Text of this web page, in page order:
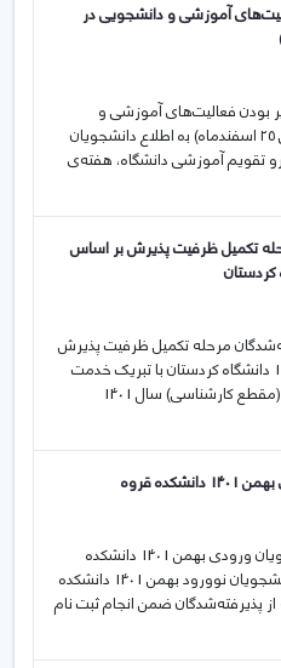
آموزشی و دانشجویی در
دایر بودن فعالیت‌های آموزشی و
دانشجویی در هفته‌ی جاری (۲۰ الی ۲۵ اسفندماه) بە اطلاع دانشجویان
تقویم آموزشی دانشگاه، هفته‌ی
تکمیل ظرفیت پذیرش بر اساس
پذیرفته‌شدگان مرحله تکمیل ظرفیت پذیرش
بر اساس سوابق تحصیلی سال 1401 دانشگاه کردستان با تبریک خدمت
کلیه پذیرفته‌شدگان تکمیل ظرفیت (مقطع کارشناسی) سال 1401
قروه
30 01 2023 اطلاعیه ثبت نام دانشجویان ورودی بهمن 1401 دانشکده
قروه ضمن عرض تبریک خدمت دانشجویان نوورود بهمن 1401 دانشکده
پذیرفته‌شدگان ضمن انجام ثبت نام